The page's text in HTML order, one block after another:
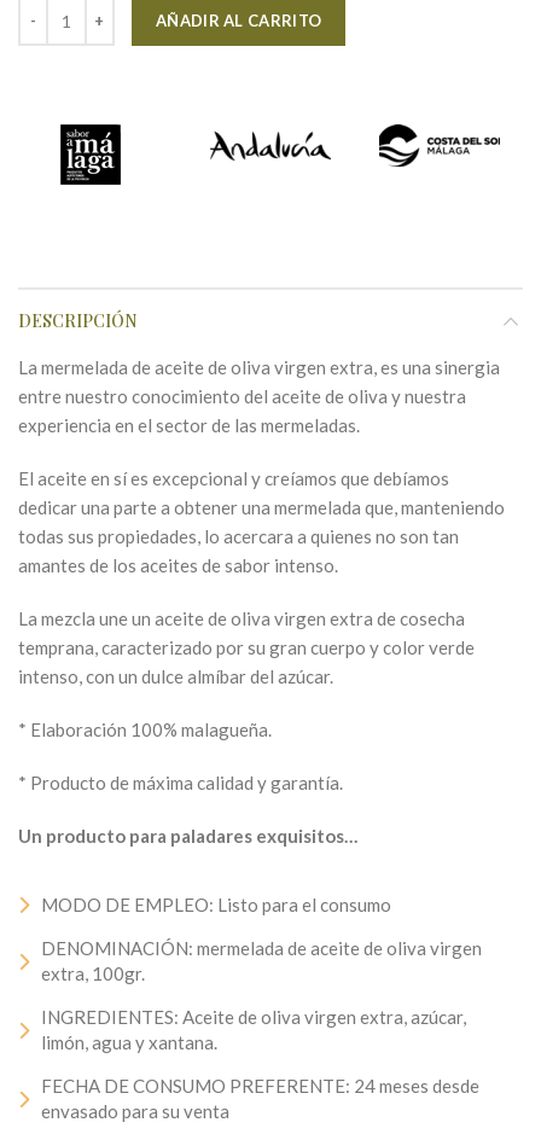
AÑADIR AL CARRITO
DESCRIPCIÓN
La mermelada de aceite de oliva virgen extra, es una sinergia
entre nuestro conocimiento del aceite de oliva y nuestra
experiencia en el sector de las mermeladas.
El aceite en sí es excepcional y creíamos que debíamos
dedicar una parte a obtener una mermelada que, manteniendo
todas sus propiedades, lo acercara a quienes no son tan
amantes de los aceites de sabor intenso.
La mezcla une un aceite de oliva virgen extra de cosecha
temprana, caracterizado por su gran cuerpo y color verde
intenso, con un dulce almíbar del azúcar.
* Elaboración 100% malagueña.
* Producto de máxima calidad y garantía.
Un producto para paladares exquisitos…
MODO DE EMPLEO: Listo para el consumo
DENOMINACIÓN: mermelada de aceite de oliva virgen
extra, 100gr.
INGREDIENTES: Aceite de oliva virgen extra, azúcar,
limón, agua y xantana.
FECHA DE CONSUMO PREFERENTE: 24 meses desde
envasado para su venta